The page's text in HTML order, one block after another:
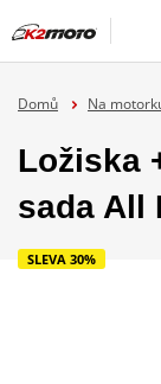
Domů Na
Ložiska
sada All
SLEVA 30%